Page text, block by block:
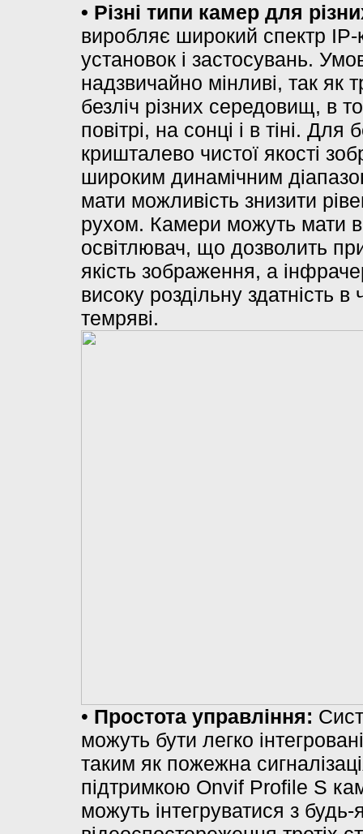
• Різні типи камер для
виробляє широкий спектр IP-
установок і застосувань.
надзвичайно мінливі, так як
безліч різних середовищ, в
повітрі, на сонці і в тіні.
кришталево чистої якості
широким динамічним
мати можливість знизити
рухом. Камери можуть мати
освітлювач, що дозволить
якість зображення, а
високу роздільну здатність
темряві.
• Простота управління:
можуть бути легко
таким як пожежна
підтримкою Onvif Profile S
можуть інтегруватися з